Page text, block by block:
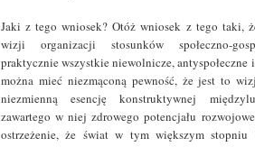
Jaki z tego wniosek? Otóż wniosek z tego taki,
wizji organizacji stosunków społeczno-
praktycznie wszystkie niewolnicze, antyspołeczne
można mieć niezmąconą pewność, że jest to
niezmienną esencję konstruktywnej
zawartego w niej zdrowego potencjału
ostrzeżenie, że świat w tym większym stopniu